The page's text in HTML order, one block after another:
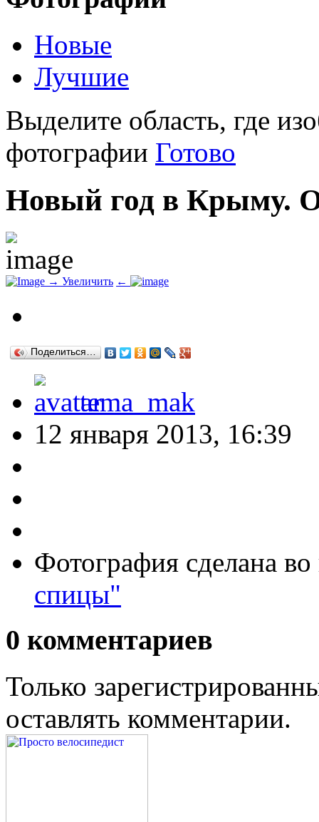
Новые
Лучшие
Выделите область, где
фотографии Готово
Новый год в Крыму.
→ Увеличить ←
Поделиться…
tema_mak
12 января 2013, 16:39
Фотография сделана
спицы"
0 комментариев
Только
оставлять комментарии.